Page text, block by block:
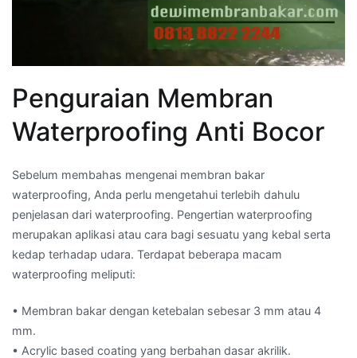
Penguraian Membran
Waterproofing Anti Bocor
Sebelum membahas mengenai membran bakar
waterproofing, Anda perlu mengetahui terlebih dahulu
penjelasan dari waterproofing. Pengertian waterproofing
merupakan aplikasi atau cara bagi sesuatu yang kebal serta
kedap terhadap udara. Terdapat beberapa macam
waterproofing meliputi:
• Membran bakar dengan ketebalan sebesar 3 mm atau 4
mm.
• Acrylic based coating yang berbahan dasar akrilik.